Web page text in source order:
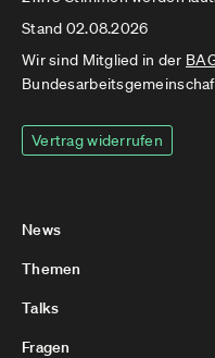
Stand 02.08.2026
Wir sind Mitglied in der
Vertrag widerrufen
News
Themen
Talks
Fragen